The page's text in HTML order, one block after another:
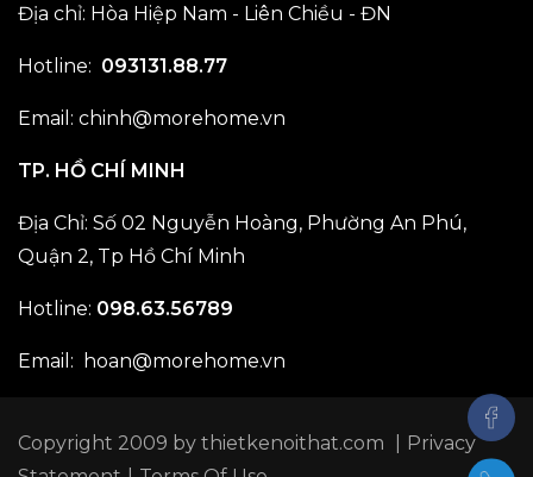
Địa chỉ: Hòa Hiệp Nam - Liên Chiều - ĐN
Hotline: 093131.88.77
Email: chinh@morehome.vn
TP. HỒ CHÍ MINH
Địa Chỉ: Số 02 Nguyễn Hoàng, Phường An Phú,
Quận 2, Tp Hồ Chí Minh
Hotline: 098.63.56789
Email: hoan@morehome.vn
Copyright 2009 by thietkenoithat.com
Privacy